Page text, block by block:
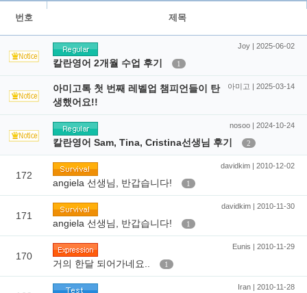
번호 제목
Joy | 2025-06-02
칼란영어 2개월 수업 후기 1
아미고 | 2025-03-14
아미고톡 첫 번째 레벨업 챔피언들이 탄
생했어요!!
nosoo | 2024-10-24
칼란영어 Sam, Tina, Cristina선생님 후기 2
172
davidkim | 2010-12-02
angiela 선생님, 반갑습니다! 1
171
davidkim | 2010-11-30
angiela 선생님, 반갑습니다! 1
170
Eunis | 2010-11-29
거의 한달 되어가네요.. 1
Iran | 2010-11-28